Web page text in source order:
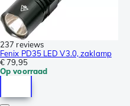
237 reviews
Fenix PD35 LED V3.0, zaklamp
€ 79,95
Op voorraad